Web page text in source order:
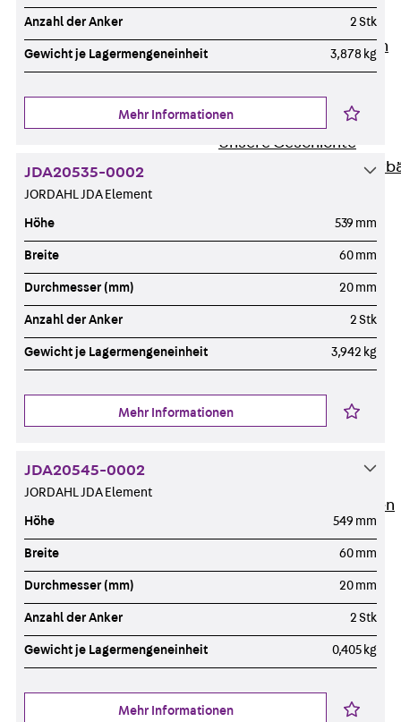
Unternehmen
Über PohlCon
Werte & Philosophie
Service & Qualität
Unsere Geschichte
Mitgliedschaften &
Aktuelles
News
Ansprechpersonen
Technische Beratung
Newsletter
Stellenausschreibungen
Unsere Standorte
Anzahl der Anker 2 Stk
Gewicht je Lagermengeneinheit 3,878 kg
Mehr Informationen
JDA20535-0002
JORDAHL JDA Element
Höhe 539 mm
Breite 60 mm
Durchmesser (mm) 20 mm
Anzahl der Anker 2 Stk
Gewicht je Lagermengeneinheit 3,942 kg
Mehr Informationen
JDA20545-0002
JORDAHL JDA Element
Höhe 549 mm
Breite 60 mm
Durchmesser (mm) 20 mm
Anzahl der Anker 2 Stk
Gewicht je Lagermengeneinheit 0,405 kg
Mehr Informationen